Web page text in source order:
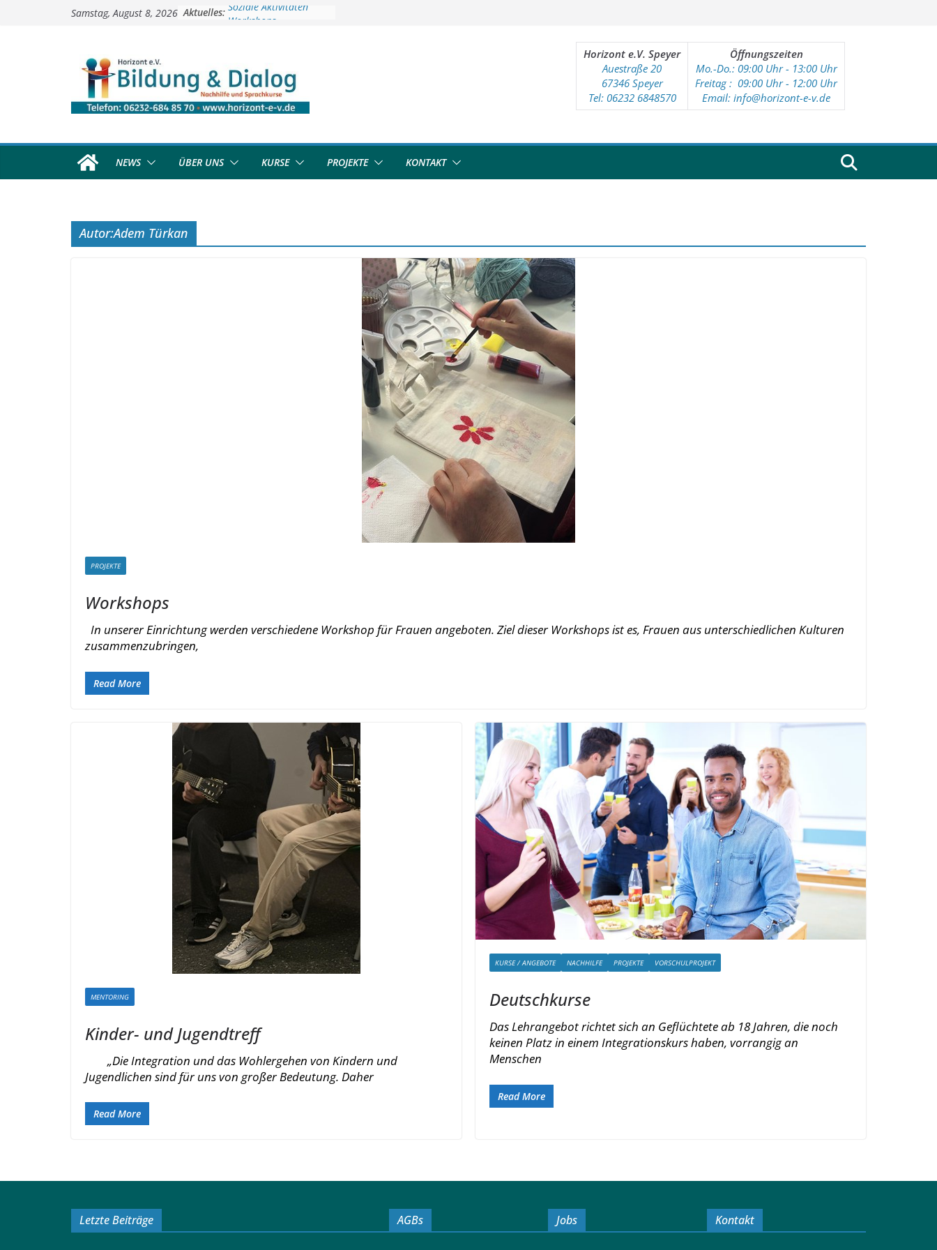
Samstag, August 8, 2026 Aktuelles: Soziale Aktivitäten
Vorschulprojekt
Horizont e.V. Speyer
Auestraße 20
67346 Speyer
Tel: 06232 6848570
Öffnungszeiten
Mo.-Do.: 09:00 Uhr - 13:00 Uhr
Freitag : 09:00 Uhr - 12:00 Uhr
Email: info@horizont-e-v.de
NEWS ÜBER UNS KURSE PROJEKTE KONTAKT
Autor:Adem Türkan
PROJEKTE
Workshops
In unserer Einrichtung werden verschiedene Workshop für Frauen angeboten. Ziel dieser Workshops ist es, Frauen aus unterschiedlichen Kulturen
zusammenzubringen,
Read More
MENTORING
Kinder- und Jugendtreff
„Die Integration und das Wohlergehen von Kindern und
Jugendlichen sind für uns von großer Bedeutung. Daher
Read More
KURSE / ANGEBOTE NACHHILFE PROJEKTE VORSCHULPROJEKT
Deutschkurse
Das Lehrangebot richtet sich an Geflüchtete ab 18 Jahren, die noch
keinen Platz in einem Integrationskurs haben, vorrangig an
Menschen
Read More
Letzte Beiträge AGBs Jobs Kontakt